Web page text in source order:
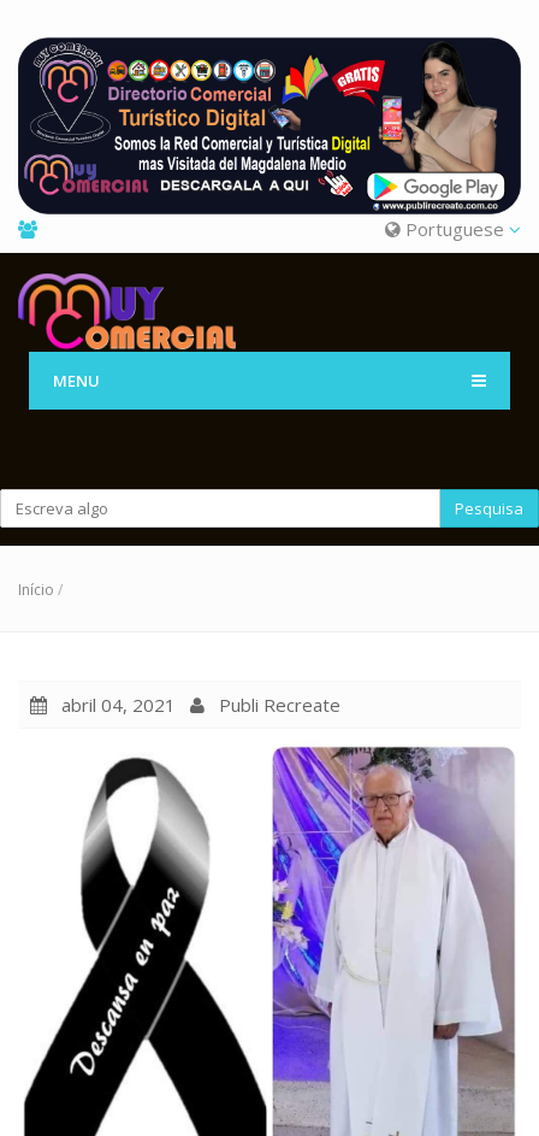
Portuguese
MENU
Pesquisa
Início /
abril 04, 2021 Publi Recreate